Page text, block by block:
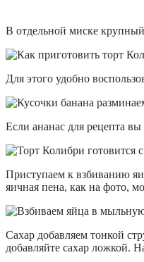
В отдельной миске
Для этого удобно
Если ананас для рецепта
Приступаем к взбиванию
яичная пена, как на фото,
Сахар добавляем тонкой
добавляйте сахар ложкой.